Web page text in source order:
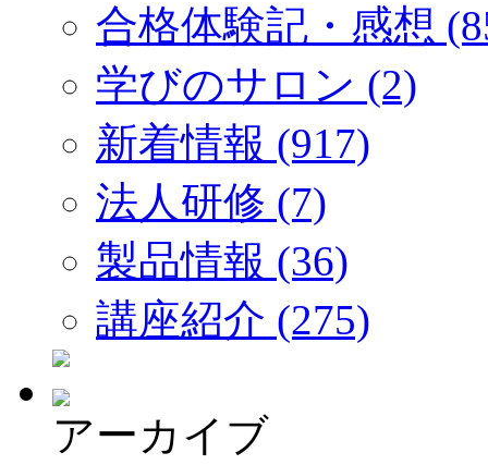
合格体験記・感想
学びのサロン (2)
新着情報 (917)
法人研修 (7)
製品情報 (36)
講座紹介 (275)
アーカイブ